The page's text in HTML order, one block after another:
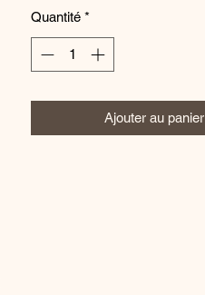
Quantité *
Ajouter au panier